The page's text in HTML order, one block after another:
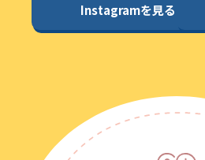
Instagramを見る